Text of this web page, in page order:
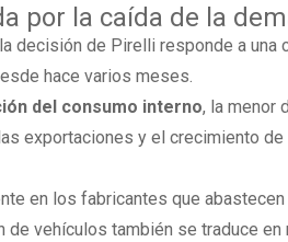
por la caída de la
decisión de Pirelli responde a una
hace varios meses.
del consumo interno, la menor
exportaciones y el crecimiento
en los fabricantes que
de vehículos también se traduce